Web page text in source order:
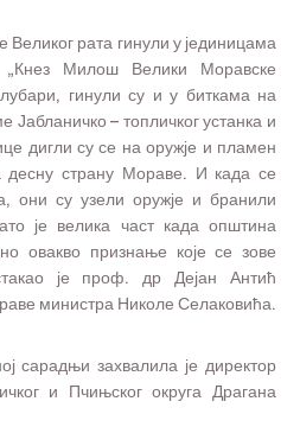
Великог рата гинули у јединицама
„Кнез Милош Велики Моравске
гинули су и у биткама на
– топличког устанка и
дигли су се на оружје и пламен
десну страну Мораве. И када се
они су узели оружје и бранили
је велика част када општина
овакво признање које се зове
је проф. др Дејан Антић
министра Николе Селаковића.
сарадњи захвалила је директор
и Пчињског округа Драгана